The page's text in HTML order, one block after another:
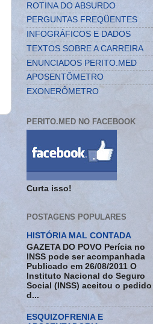
ROTINA DO ABSURDO
PERGUNTAS FREQÜENTES
INFOGRÁFICOS E DADOS
TEXTOS SOBRE A CARREIRA
ENUNCIADOS PERITO.MED
APOSENTÔMETRO
EXONERÔMETRO
PERITO.MED NO FACEBOOK
Curta isso!
POSTAGENS POPULARES
HISTÓRIA MAL CONTADA
GAZETA DO POVO Perícia no
INSS pode ser acompanhada
Publicado em 26/08/2011 O
Instituto Nacional do Seguro
Social (INSS) aceitou o pedido
d...
ESQUIZOFRENIA E